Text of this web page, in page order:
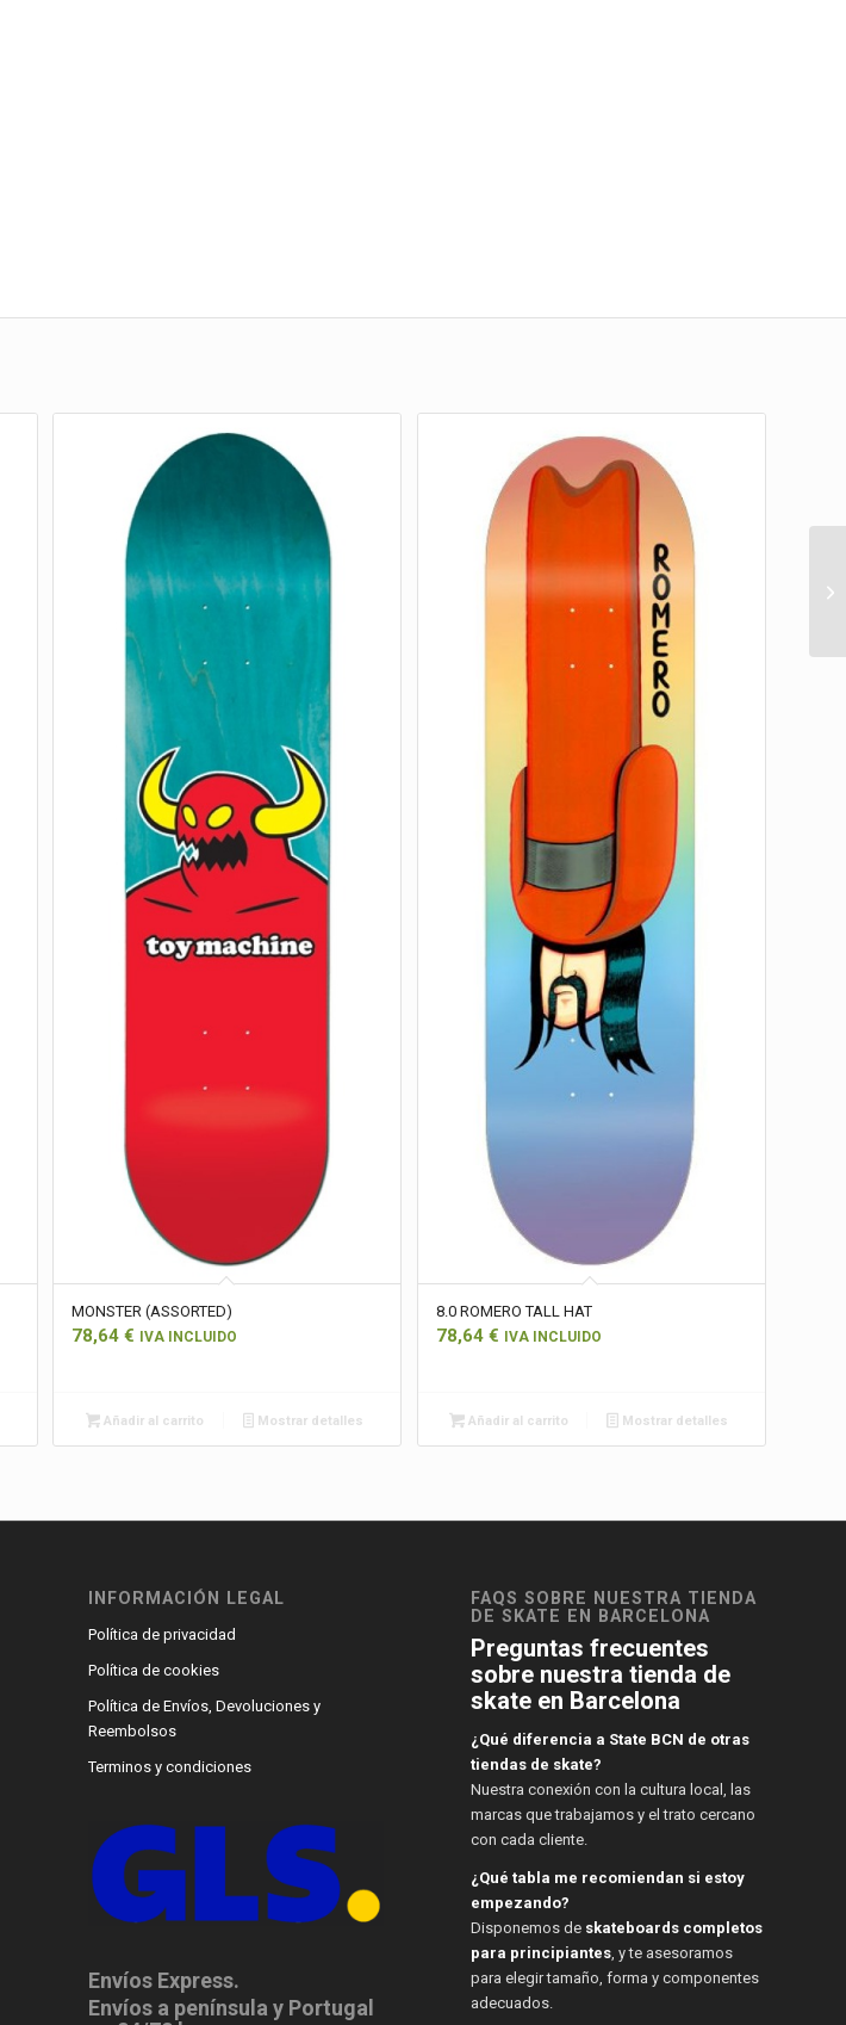
MONSTER (ASSORTED)
78,64€ IVA INCLUIDO
Añadir al carrito Mostrar detalles
8.0 ROMERO TALL HAT
78,64 € IVA INCLUIDO
Añadir al carrito Mostrar detalles
INFORMACIÓN LEGAL
Política de privacidad
Política de cookies
Política de Envíos, Devoluciones y
Reembolsos
Terminos y condiciones
Envíos Express.
Envíos a península y Portugal
FAQS SOBRE NUESTRA TIENDA
DE SKATE EN BARCELONA
Preguntas frecuentes
sobre nuestra tienda de
skate en Barcelona
¿Qué diferencia a State BCN de otras
tiendas de skate?
Nuestra conexión con la cultura local, las
marcas que trabajamos y el trato cercano
con cada cliente.
¿Qué tabla me recomiendan si estoy
empezando?
Disponemos de skateboards completos
para principiantes, y te asesoramos
para elegir tamaño, forma y componentes
adecuados.